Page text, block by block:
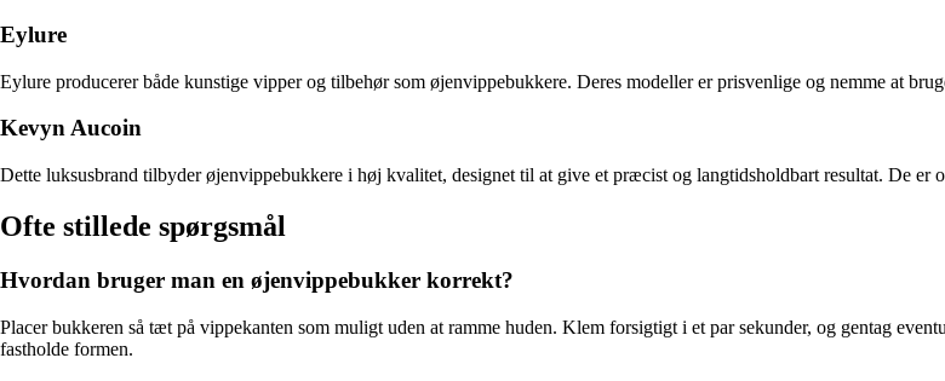
Eylure
Eylure producerer både kunstige vipper og tilbehør som øjenvippebukkere. Deres modeller er prisvenlige og nemme at
Kevyn Aucoin
Dette luksusbrand tilbyder øjenvippebukkere i høj kvalitet, designet til at give et præcist og langtidsholdbart resultat. De er
Ofte stillede spørgsmål
Hvordan bruger man en øjenvippebukker korrekt?
Placer bukkeren så tæt på vippekanten som muligt uden at ramme huden. Klem forsigtigt i et par sekunder, og gentag
fastholde formen.